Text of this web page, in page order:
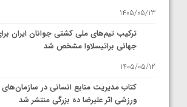
1405/05/13
ترکیب تیم‌های ملی کشتی جوانان ایران
جهانی براتیسلاوا مشخص شد
1405/05/12
کتاب مدیریت منابع انسانی در سازمان‌های
ورزشی اثر علیرضا ده بزرگی منتشر شد